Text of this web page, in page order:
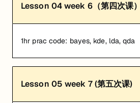
Lesson 04week 6（第四次课）
1hr prac code: bayes, kde, lda, qda
Lesson 05 week 7 (第五次课)